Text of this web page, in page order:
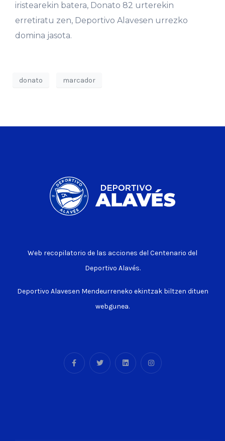
iristearekin batera, Donato 82 urterekin
erretiratu zen, Deportivo Alavesen urrezko
domina jasota.
donato marcador
Web recopilatorio de las acciones del Centenario del
Deportivo Alavés.
Deportivo Alavesen Mendeurreneko ekintzak biltzen dituen
webgunea.